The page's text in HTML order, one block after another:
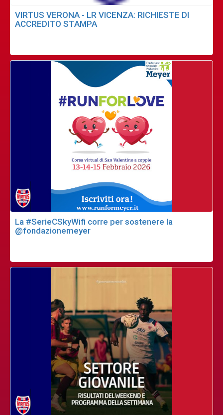
VIRTUS VERONA - LR VICENZA: RICHIESTE DI
ACCREDITO STAMPA
La #SerieCSkyWifi corre per sostenere la
@fondazionemeyer